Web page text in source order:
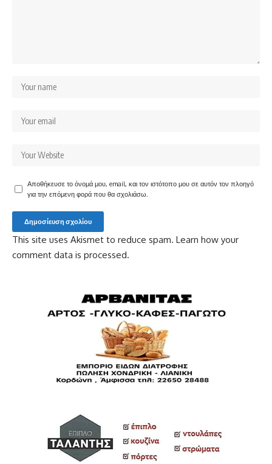
Αποθήκευσε το όνομά μου, email, και τον ιστότοπο μου σε αυτόν τον πλοηγό
για την επόμενη φορά που θα σχολιάσω.
This site uses Akismet to reduce spam. Learn how your
comment data is processed.